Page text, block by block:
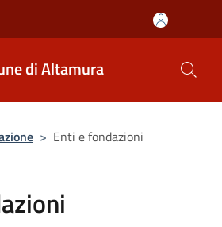
di Altamura
> Enti e fondazioni